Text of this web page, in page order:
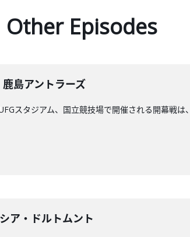
Other Episodes
島アントラーズ
スタジアム、国立競技場で開催される開幕戦
・ドルトムント